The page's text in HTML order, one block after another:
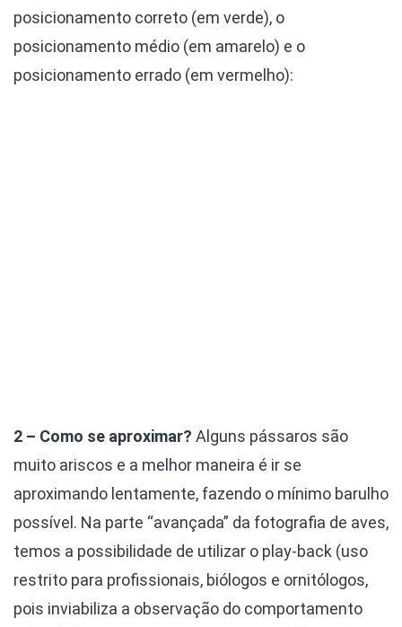
posicionamento correto (em verde), o
posicionamento médio (em amarelo) e o
posicionamento errado (em vermelho):
2 – Como se aproximar? Alguns pássaros são
muito ariscos e a melhor maneira é ir se
aproximando lentamente, fazendo o mínimo barulho
possível. Na parte “avançada” da fotografia de aves,
temos a possibilidade de utilizar o play-back (uso
restrito para profissionais, biólogos e ornitólogos,
pois inviabiliza a observação do comportamento